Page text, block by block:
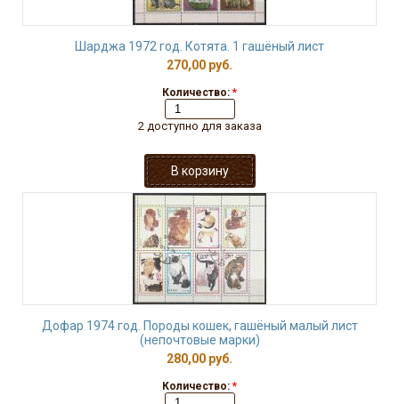
Шарджа 1972 год. Котята. 1 гашёный лист
270,00 руб.
Количество: *
2 доступно для заказа
Дофар 1974 год. Породы кошек, гашёный малый лист
(непочтовые марки)
280,00 руб.
Количество: *